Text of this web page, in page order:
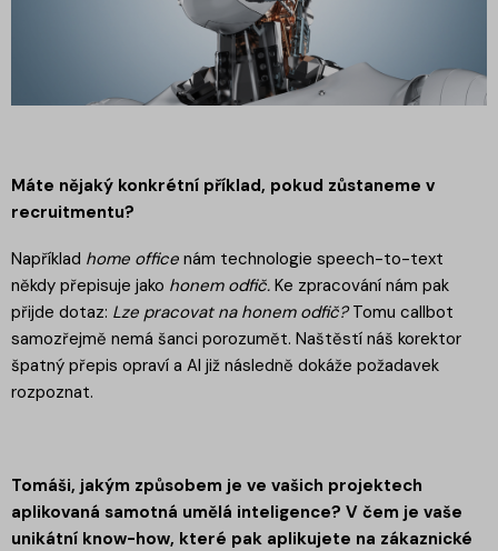
Máte nějaký konkrétní příklad, pokud zůstaneme v
recruitmentu?
Například home office nám technologie speech-to-text
někdy přepisuje jako honem odfič. Ke zpracování nám pak
přijde dotaz: Lze pracovat na honem odfič?Tomu callbot
samozřejmě nemá šanci porozumět. Naštěstí náš korektor
špatný přepis opraví a AI již následně dokáže požadavek
rozpoznat.
Tomáši, jakým způsobem je ve vašich projektech
aplikovaná samotná umělá inteligence? V čem je vaše
unikátní know-how, které pak aplikujete na zákaznické